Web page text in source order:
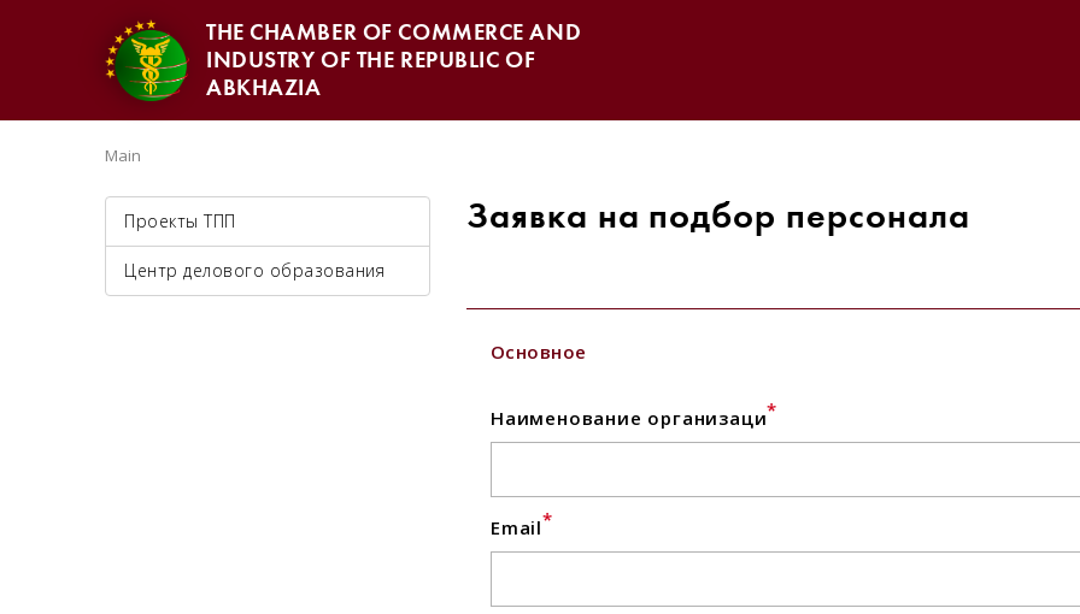
THE CHAMBER OF COMMERCE AND
INDUSTRY OF THE REPUBLIC OF
ABKHAZIA
Main
Проекты ТПП
Центр делового образования
Заявка на подбор персонала
Основное
Наименование организаци*
Email*